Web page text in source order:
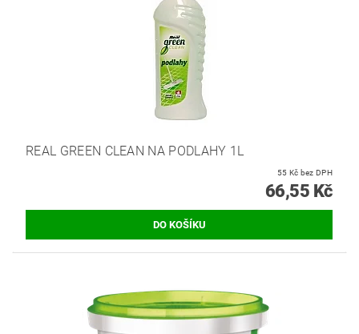
REAL GREEN CLEAN NA PODLAHY 1L
55 Kč bez DPH
66,55 Kč